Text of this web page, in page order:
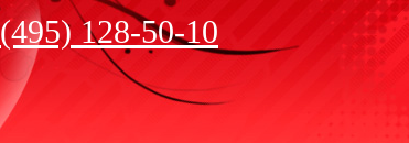
(495) 128-50-10